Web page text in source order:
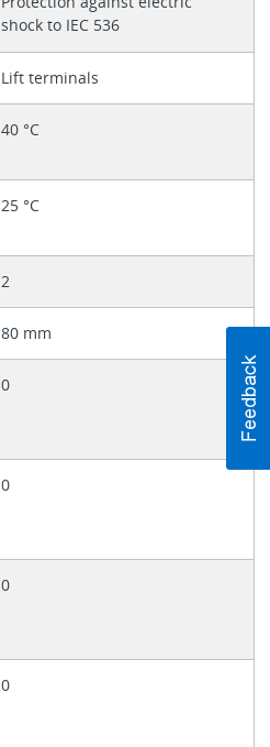
shock to IEC 536
Lift terminals
40 °C
25 °C
2
80 mm
0
0
0
0